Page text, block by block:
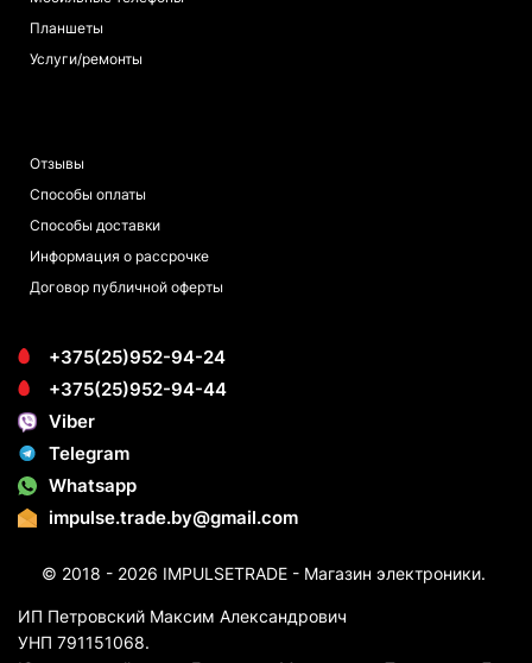
Планшеты
Услуги/ремонты
Отзывы
Способы оплаты
Способы доставки
Информация о рассрочке
Договор публичной оферты
+375(25)952-94-24
+375(25)952-94-44
Viber
Telegram
Whatsapp
impulse.trade.by@gmail.com
© 2018 - 2026 IMPULSETRADE - Магазин электроники.
ИП Петровский Максим Александрович
УНП 791151068.